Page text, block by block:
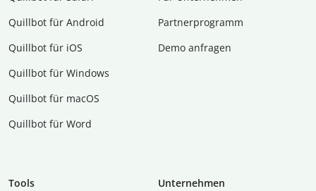
Quillbot für Android
Quillbot für iOS
Quillbot für Windows
Quillbot für macOS
Quillbot für Word
Partnerprogramm
Demo anfragen
Tools
Unternehmen